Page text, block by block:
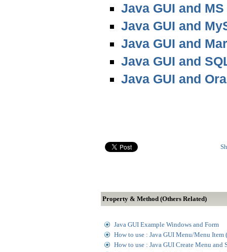
Java GUI and
Java GUI and
Java GUI and
Java GUI and
Java GUI and
Property & Method (Others Related)
Java GUI Example Windows and Form
How to use : Java GUI Menu/Menu Item
How to use : Java GUI Create Menu